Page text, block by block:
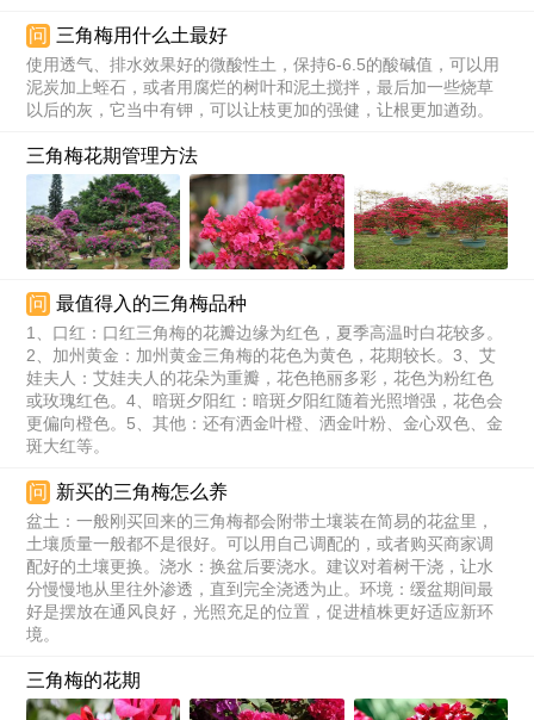
问 三角梅用什么土最好
使用透气、排水效果好的微酸性土，保持6-6.5的酸碱值，可以用
泥炭加上蛭石，或者用腐烂的树叶和泥土搅拌，最后加一些烧草
以后的灰，它当中有钾，可以让枝更加的强健，让根更加遒劲。
三角梅花期管理方法
问 最值得入的三角梅品种
1、口红：口红三角梅的花瓣边缘为红色，夏季高温时白花较多。
2、加州黄金：加州黄金三角梅的花色为黄色，花期较长。3、艾
娃夫人：艾娃夫人的花朵为重瓣，花色艳丽多彩，花色为粉红色
或玫瑰红色。4、暗斑夕阳红：暗斑夕阳红随着光照增强，花色会
更偏向橙色。5、其他：还有洒金叶橙、洒金叶粉、金心双色、金
斑大红等。
问 新买的三角梅怎么养
盆土：一般刚买回来的三角梅都会附带土壤装在简易的花盆里，
土壤质量一般都不是很好。可以用自己调配的，或者购买商家调
配好的土壤更换。浇水：换盆后要浇水。建议对着树干浇，让水
分慢慢地从里往外渗透，直到完全浇透为止。环境：缓盆期间最
好是摆放在通风良好，光照充足的位置，促进植株更好适应新环
境。
三角梅的花期